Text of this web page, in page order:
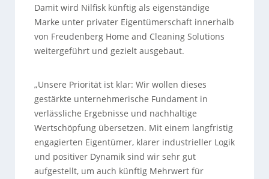
Damit wird Nilfisk künftig als eigenständige
Marke unter privater Eigentümerschaft innerhalb
von Freudenberg Home and Cleaning Solutions
weitergeführt und gezielt ausgebaut.
„Unsere Priorität ist klar: Wir wollen dieses
gestärkte unternehmerische Fundament in
verlässliche Ergebnisse und nachhaltige
Wertschöpfung übersetzen. Mit einem langfristig
engagierten Eigentümer, klarer industrieller Logik
und positiver Dynamik sind wir sehr gut
aufgestellt, um auch künftig Mehrwert für